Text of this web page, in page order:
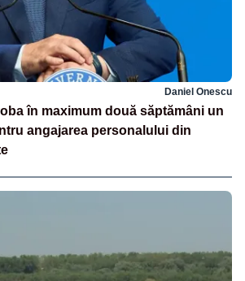
Daniel Onescu
în maximum două săptămâni un
angajarea personalului din